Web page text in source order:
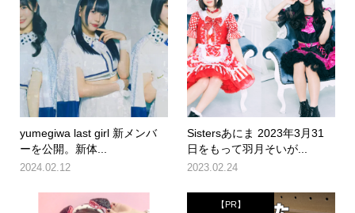
yumegiwa last girl 新メンバ
ーを公開。新体...
2024.02.12
Sistersあにま 2023年3月31
日をもって羽月そいが...
2023.02.24
【PR】